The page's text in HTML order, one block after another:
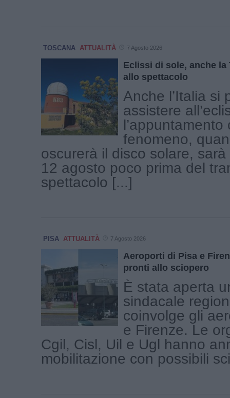
TOSCANA ATTUALITÀ 7 Agosto 2026
Eclissi di sole, anche la
allo spettacolo
Anche l’Italia si
assistere
l’appuntamento
fenomeno,
oscurerà il disco solare,
12 agosto poco prima del
spettacolo [...]
PISA ATTUALITÀ 7 Agosto 2026
Aeroporti di Pisa e
pronti allo sciopero
È stata aperta
sindacale
coinvolge gli
e Firenze. Le
Cgil, Cisl, Uil e Ugl hanno
mobilitazione con possibili